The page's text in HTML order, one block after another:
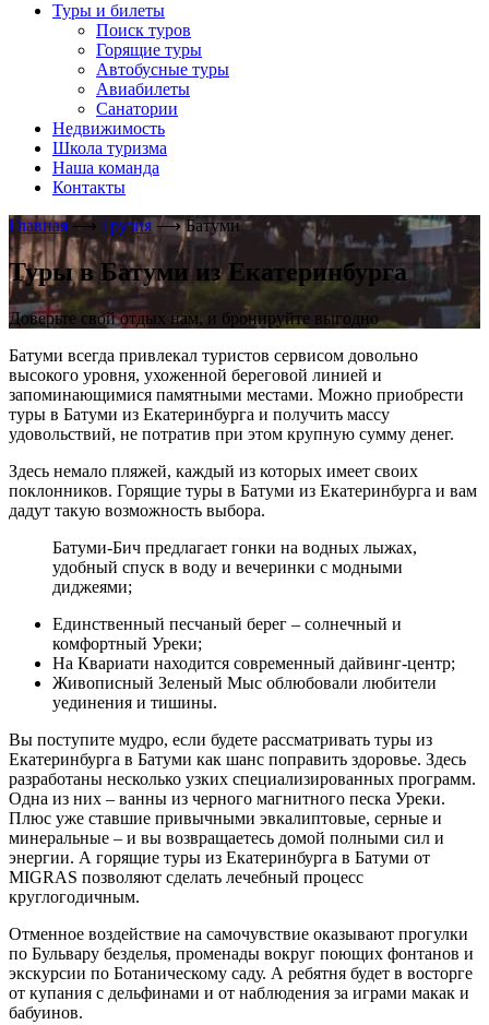
Туры и билеты
Поиск туров
Горящие туры
Автобусные туры
Авиабилеты
Санатории
Недвижимость
Школа туризма
Наша команда
Контакты
Главная ⟶ Грузия ⟶Батуми
Туры в Батуми из Екатеринбурга
Доверьте свой отдых нам, и бронируйте выгодно
Батуми всегда привлекал туристов сервисом довольно
высокого уровня, ухоженной береговой линией и
запоминающимися памятными местами. Можно приобрести
туры в Батуми из Екатеринбурга и получить массу
удовольствий, не потратив при этом крупную сумму денег.
Здесь немало пляжей, каждый из которых имеет своих
поклонников. Горящие туры в Батуми из Екатеринбурга и вам
дадут такую возможность выбора.
Батуми-Бич предлагает гонки на водных лыжах,
удобный спуск в воду и вечеринки с модными
диджеями;
Единственный песчаный берег – солнечный и
комфортный Уреки;
На Квариати находится современный дайвинг-центр;
Живописный Зеленый Мыс облюбовали любители
уединения и тишины.
Вы поступите мудро, если будете рассматривать туры из
Екатеринбурга в Батуми как шанс поправить здоровье. Здесь
разработаны несколько узких специализированных программ.
Одна из них – ванны из черного магнитного песка Уреки.
Плюс уже ставшие привычными эвкалиптовые, серные и
минеральные – и вы возвращаетесь домой полными сил и
энергии. А горящие туры из Екатеринбурга в Батуми от
MIGRAS позволяют сделать лечебный процесс
круглогодичным.
Отменное воздействие на самочувствие оказывают прогулки
по Бульвару безделья, променады вокруг поющих фонтанов и
экскурсии по Ботаническому саду. А ребятня будет в восторге
от купания с дельфинами и от наблюдения за играми макак и
бабуинов.